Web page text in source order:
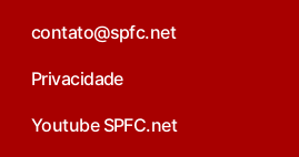
contato@spfc.net
Privacidade
Youtube SPFC.net